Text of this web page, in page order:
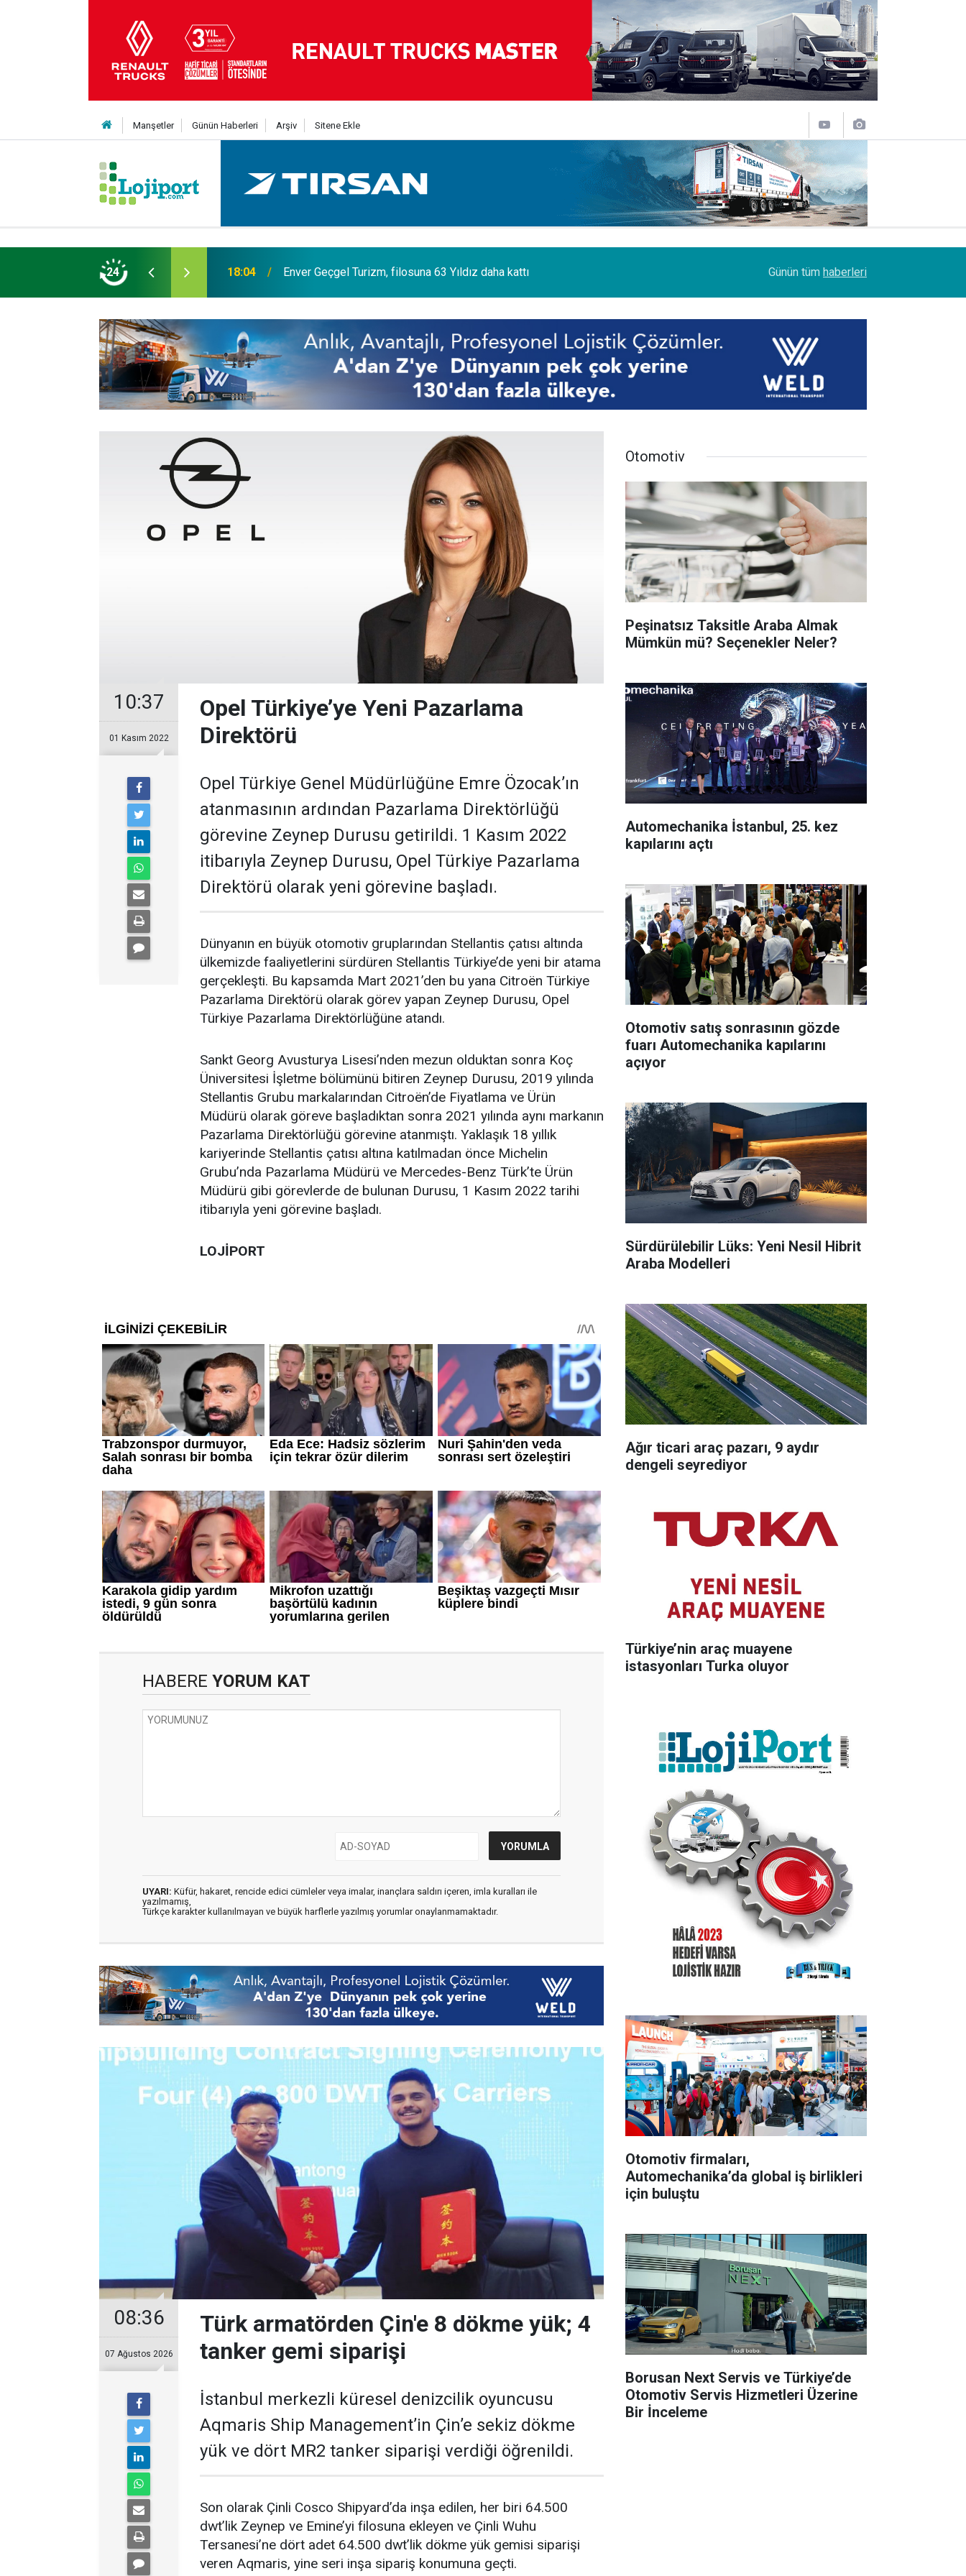
Manşetler Günün Haberleri Arşiv Sitene Ekle
24
4 tanker gemi siparişi 18:04 Enver Geçgel Turizm, filosuna 63 Yıldız daha kattı Lojistik sektörünün acı kaybı; Cihan Yıldıran
Günün tüm haberleri
10:37
01 Kasım 2022
Opel Türkiye’ye Yeni Pazarlama
Direktörü
Opel Türkiye Genel Müdürlüğüne Emre Özocak’ın
atanmasının ardından Pazarlama Direktörlüğü
görevine Zeynep Durusu getirildi. 1 Kasım 2022
itibarıyla Zeynep Durusu, Opel Türkiye Pazarlama
Direktörü olarak yeni görevine başladı.
Dünyanın en büyük otomotiv gruplarından Stellantis çatısı altında
ülkemizde faaliyetlerini sürdüren Stellantis Türkiye’de yeni bir atama
gerçekleşti. Bu kapsamda Mart 2021’den bu yana Citroën Türkiye
Pazarlama Direktörü olarak görev yapan Zeynep Durusu, Opel
Türkiye Pazarlama Direktörlüğüne atandı.
Sankt Georg Avusturya Lisesi’nden mezun olduktan sonra Koç
Üniversitesi İşletme bölümünü bitiren Zeynep Durusu, 2019 yılında
Stellantis Grubu markalarından Citroën’de Fiyatlama ve Ürün
Müdürü olarak göreve başladıktan sonra 2021 yılında aynı markanın
Pazarlama Direktörlüğü görevine atanmıştı. Yaklaşık 18 yıllık
kariyerinde Stellantis çatısı altına katılmadan önce Michelin
Grubu’nda Pazarlama Müdürü ve Mercedes-Benz Türk’te Ürün
Müdürü gibi görevlerde de bulunan Durusu, 1 Kasım 2022 tarihi
itibarıyla yeni görevine başladı.
LOJİPORT
HABERE YORUM KAT
UYARI: Küfür, hakaret, rencide edici cümleler veya imalar, inançlara saldırı içeren, imla kuralları ile
yazılmamış,
Türkçe karakter kullanılmayan ve büyük harflerle yazılmış yorumlar onaylanmamaktadır.
08:36
07 Ağustos 2026
Türk armatörden Çin'e 8 dökme yük; 4
tanker gemi siparişi
İstanbul merkezli küresel denizcilik oyuncusu
Aqmaris Ship Management’in Çin’e sekiz dökme
yük ve dört MR2 tanker siparişi verdiği öğrenildi.
Son olarak Çinli Cosco Shipyard’da inşa edilen, her biri 64.500
dwt’lik Zeynep ve Emine’yi filosuna ekleyen ve Çinli Wuhu
Tersanesi’ne dört adet 64.500 dwt’lik dökme yük gemisi siparişi
veren Aqmaris, yine seri inşa sipariş konumuna geçti.
Otomotiv
Peşinatsız Taksitle Araba Almak
Mümkün mü? Seçenekler Neler?
Automechanika İstanbul, 25. kez
kapılarını açtı
Otomotiv satış sonrasının gözde
fuarı Automechanika kapılarını
açıyor
Sürdürülebilir Lüks: Yeni Nesil Hibrit
Araba Modelleri
Ağır ticari araç pazarı, 9 aydır
dengeli seyrediyor
Türkiye’nin araç muayene
istasyonları Turka oluyor
Otomotiv firmaları,
Automechanika’da global iş birlikleri
için buluştu
Borusan Next Servis ve Türkiye’de
Otomotiv Servis Hizmetleri Üzerine
Bir İnceleme